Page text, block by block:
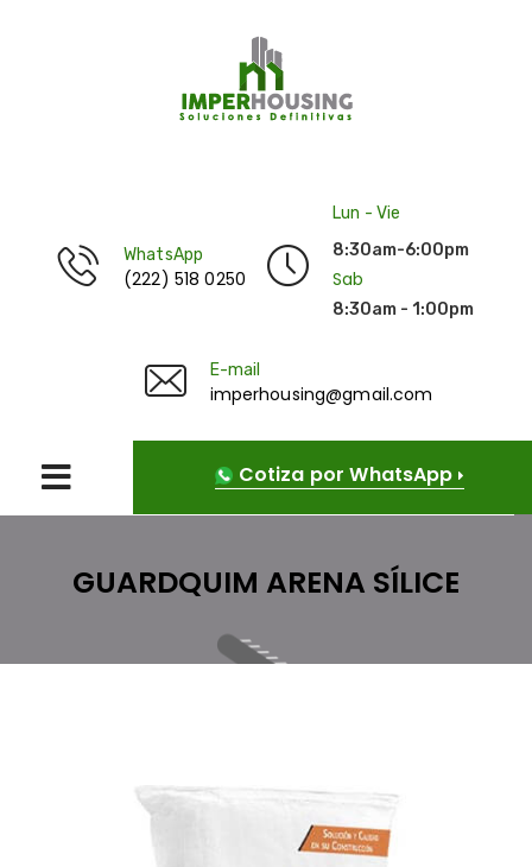
WhatsApp
(222) 518 0250
Lun - Vie
8:30am-6:00pm
Sab
8:30am - 1:00pm
E-mail
imperhousing@gmail.com
Cotiza por WhatsApp
GUARDQUIM ARENA SÍLICE